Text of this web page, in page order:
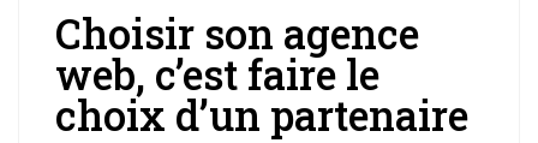
Choisir son agence
web, c’est faire le
choix d’un partenaire